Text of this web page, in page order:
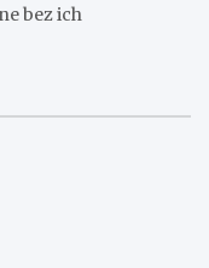
bez ich